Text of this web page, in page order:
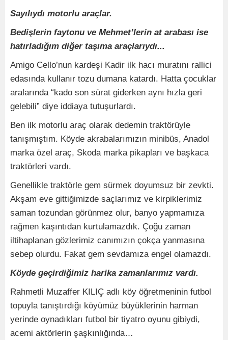
Sayılıydı motorlu araçlar.
Bedişlerin faytonu ve Mehmet’lerin at arabası ise
hatırladığım diğer taşıma araçlarıydı...
Amigo Cello’nun kardeşi Kadir ilk hacı muratını rallici
edasında kullanır tozu dumana katardı. Hatta çocuklar
aralarında “kado son sürat giderken aynı hızla geri
gelebili” diye iddiaya tutuşurlardı.
Ben ilk motorlu araç olarak dedemin traktörüyle
tanışmıştım. Köyde akrabalarımızın minibüs, Anadol
marka özel araç, Skoda marka pikapları ve başkaca
traktörleri vardı.
Genellikle traktörle gem sürmek doyumsuz bir zevkti.
Akşam eve gittiğimizde saçlarımız ve kirpiklerimiz
saman tozundan görünmez olur, banyo yapmamıza
rağmen kaşıntıdan kurtulamazdık. Çoğu zaman
iltihaplanan gözlerimiz canımızın çokça yanmasına
sebep olurdu. Fakat gem sevdamıza engel olamazdı.
Köyde geçirdiğimiz harika zamanlarımız vardı.
Rahmetli Muzaffer KILIÇ adlı köy öğretmeninin futbol
topuyla tanıştırdığı köyümüz büyüklerinin harman
yerinde oynadıkları futbol bir tiyatro oyunu gibiydi,
acemi aktörlerin şaşkınlığında…